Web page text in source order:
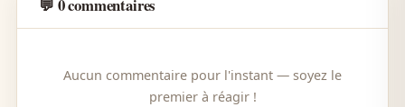
💬 0 commentaires
Aucun commentaire pour l'instant — soyez le
premier à réagir !